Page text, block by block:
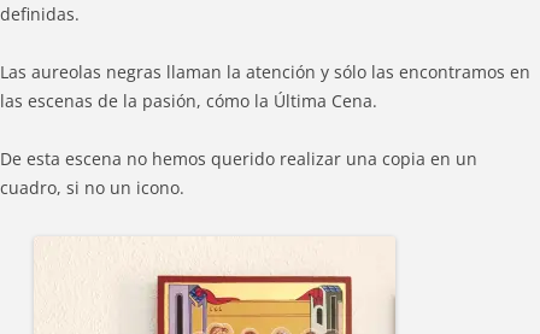
definidas.
Las aureolas negras llaman la atención y sólo las encontramos en
las escenas de la pasión, cómo la Última Cena.
De esta escena no hemos querido realizar una copia en un
cuadro, si no un icono.